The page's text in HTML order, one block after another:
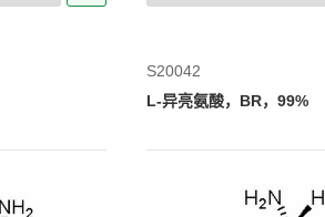
S20042
L-异亮氨酸，BR，99%